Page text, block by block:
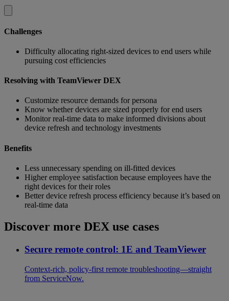
Challenges
Difficulty allocating right-sized devices to end users while
pursuing cost efficiencies
Resolving with TeamViewer DEX
Customize resource demands for persona
Know whether devices are sized properly for end users
Monitor real-time data to make informed divisions about
device refresh and technology investments
Benefits
Less unnecessary spending on ill-fitted devices
Higher employee satisfaction because employees have the
right devices for their roles
Better device refresh process efficiency because it’s based on
real-time data
Discover more DEX use cases
Secure remote control: 1E and TeamViewer
Context-rich, policy-first remote troubleshooting—straight
from ServiceNow.